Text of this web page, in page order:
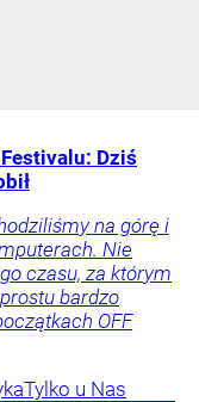
Dziś
na górę i
Nie
czasu, za którym
bardzo
OFF
Tylko u Nas